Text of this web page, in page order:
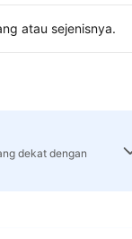
atau sejenisnya.
dekat dengan